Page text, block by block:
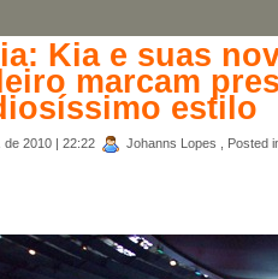
Kia e suas
marcam
estilo
de 2010 | 22:22 Johanns Lopes , Posted